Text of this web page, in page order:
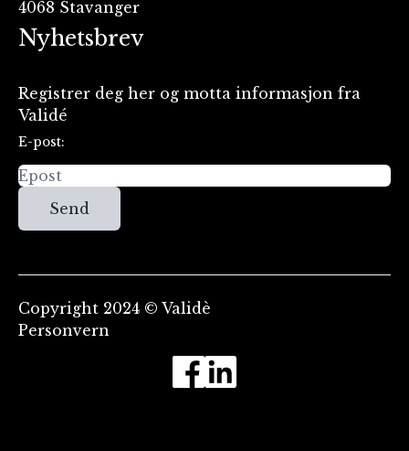
4068 Stavanger
Nyhetsbrev
Registrer deg her og motta informasjon fra
Validé
E-post:
Send
Copyright 2024 © Validè
Personvern